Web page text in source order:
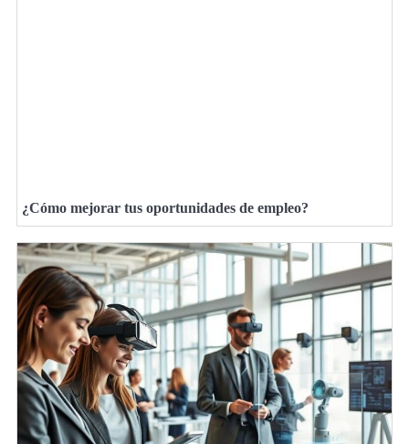
¿Cómo mejorar tus oportunidades de empleo?